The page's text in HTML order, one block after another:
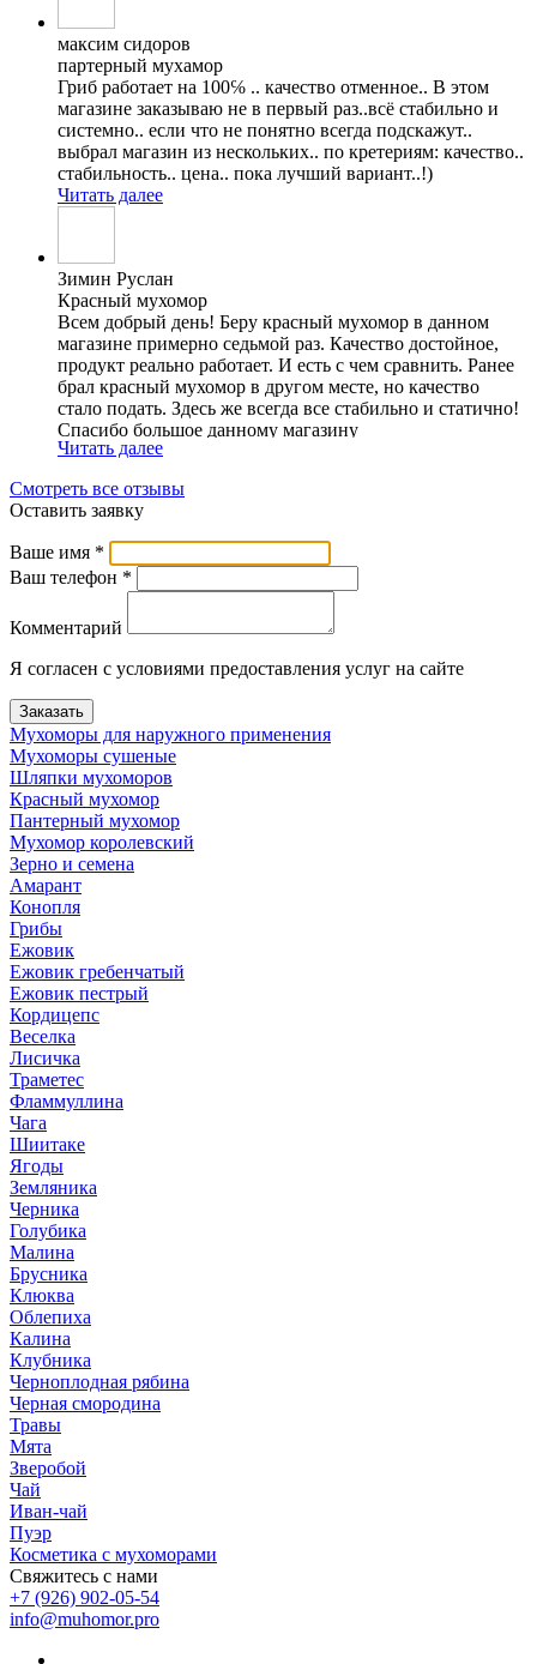
максим сидоров
партерный мухамор
Гриб работает на 100℅ .. качество отменное.. В этом
магазине заказываю не в первый раз..всë стабильно и
системно.. если что не понятно всегда подскажут..
выбрал магазин из нескольких.. по кретериям: качество..
стабильность.. цена.. пока лучший вариант..!)
Читать далее
Зимин Руслан
Красный мухомор
Всем добрый день! Беру красный мухомор в данном
магазине примерно седьмой раз. Качество достойное,
продукт реально работает. И есть с чем сравнить. Ранее
брал красный мухомор в другом месте, но качество
стало подать. Здесь же всегда все стабильно и статично!
Спасибо большое данному магазину
Читать далее
Смотреть все отзывы
Оставить заявку
Ваше имя *
Ваш телефон *
Комментарий
Я согласен с условиями предоставления услуг на сайте
Заказать
Мухоморы для наружного применения
Мухоморы сушеные
Шляпки мухоморов
Красный мухомор
Пантерный мухомор
Мухомор королевский
Зерно и семена
Амарант
Конопля
Грибы
Ежовик
Ежовик гребенчатый
Ежовик пестрый
Кордицепс
Веселка
Лисичка
Траметес
Фламмуллина
Чага
Шиитаке
Ягоды
Земляника
Черника
Голубика
Малина
Брусника
Клюква
Облепиха
Калина
Клубника
Черноплодная рябина
Черная смородина
Травы
Мята
Зверобой
Чай
Иван-чай
Пуэр
Косметика с мухоморами
Свяжитесь с нами
+7 (926) 902-05-54
info@muhomor.pro